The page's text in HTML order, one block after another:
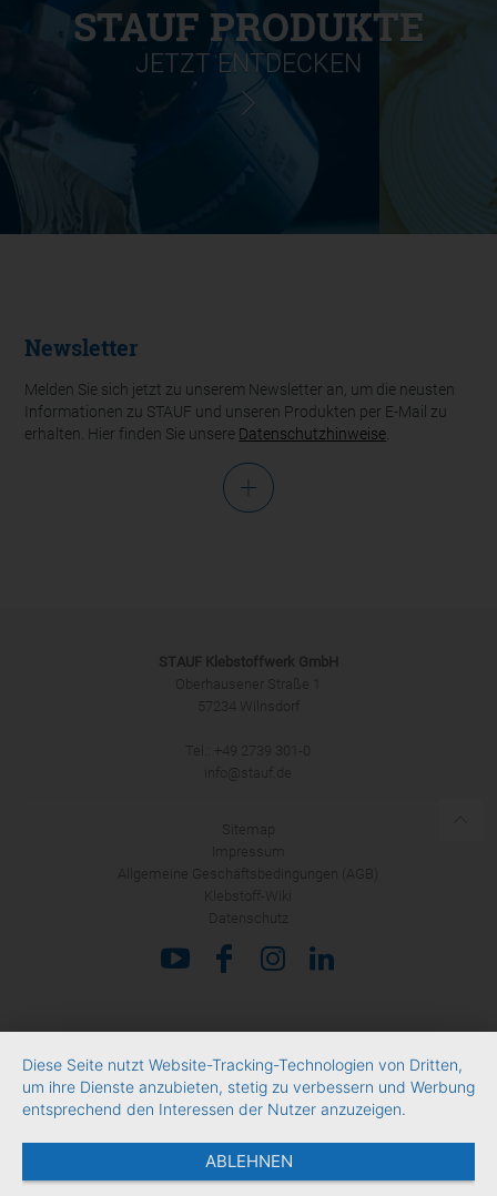
STAUF PRODUKTE
JETZT ENTDECKEN
Newsletter
Melden Sie sich jetzt zu unserem Newsletter an, um die neusten
Informationen zu STAUF und unseren Produkten per E-Mail zu
erhalten. Hier finden Sie unsere Datenschutzhinweise.
STAUF Klebstoffwerk GmbH
Oberhausener Straße 1
57234 Wilnsdorf
Tel.: +49 2739 301-0
info@stauf.de
Sitemap
Impressum
Allgemeine Geschäftsbedingungen (AGB)
Klebstoff-Wiki
Datenschutz
Diese Seite nutzt Website-Tracking-Technologien von Dritten,
um ihre Dienste anzubieten, stetig zu verbessern und Werbung
entsprechend den Interessen der Nutzer anzuzeigen.
ABLEHNEN